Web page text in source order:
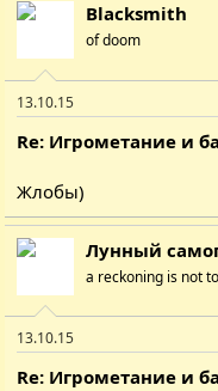
Blacksmith
of doom
13.10.15
Re: Игрометание и
Жлобы)
Лунный
a reckoning is not
13.10.15
Re: Игрометание и